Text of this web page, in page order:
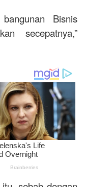
Bisnis
secepatnya,”